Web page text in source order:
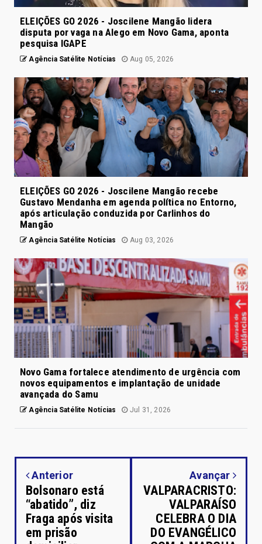
ELEIÇÕES GO 2026 - Joscilene Mangão lidera
disputa por vaga na Alego em Novo Gama, aponta
pesquisa IGAPE
Agência Satélite Notícias Aug 05, 2026
ELEIÇÕES GO 2026 - Joscilene Mangão recebe
Gustavo Mendanha em agenda política no Entorno,
após articulação conduzida por Carlinhos do
Mangão
Agência Satélite Notícias Aug 03, 2026
Novo Gama fortalece atendimento de urgência com
novos equipamentos e implantação de unidade
avançada do Samu
Agência Satélite Notícias Jul 31, 2026
Anterior
Bolsonaro está
“abatido”, diz
Fraga após visita
em prisão
Avançar
VALPARACRISTO:
VALPARAÍSO
CELEBRA O DIA
DO EVANGÉLICO